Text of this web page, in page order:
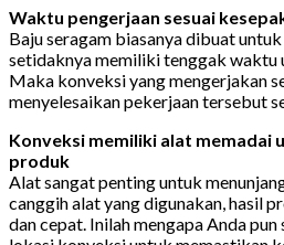
Waktu pengerjaan sesuai
Baju seragam biasanya dibuat
setidaknya memiliki tenggak waktu
Maka konveksi yang mengerjakan
menyelesaikan pekerjaan tersebut
Konveksi memiliki alat memadai
produk
Alat sangat penting untuk
canggih alat yang digunakan, hasil
dan cepat. Inilah mengapa Anda